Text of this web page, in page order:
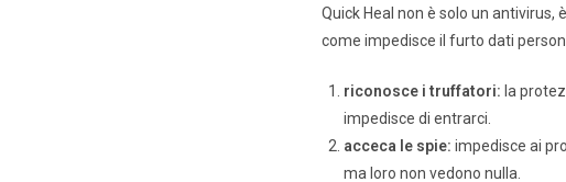
Quick Heal non è solo un
come impedisce il furto dati
riconosce i truffatori: la
impedisce di entrarci.
acceca le spie: impedisce ai
ma loro non vedono nulla.